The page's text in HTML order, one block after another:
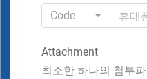
Code
Attachment
최소한 하나의 첨부